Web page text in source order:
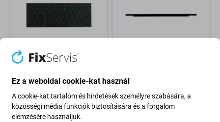
Apple MacBook 12" A1534
(Early 2016) - Billentyűzet CZ
28 040 Ft
Apple MacBook 12" A1534
(Early 2015 - Early 2016) -
Elülső Bár Logóval (Space
Gray)
Ez a weboldal cookie-kat használ
A cookie-kat tartalom és hirdetések személyre szabására, a
közösségi média funkciók biztosítására és a forgalom
elemzésére használjuk.